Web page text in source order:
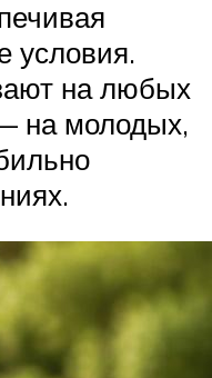
условия.
на любых
на молодых,